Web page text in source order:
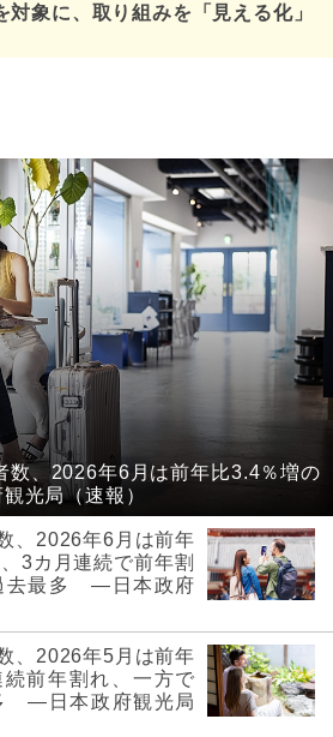
対象に、取り組みを「見える化」
数、2026年6月は前年比3.4％増の
光局（速報）
、2026年6月は前年
3カ月連続で前年割
去最多 ―日本政府
、2026年5月は前年
前年割れ、一方で
―日本政府観光局